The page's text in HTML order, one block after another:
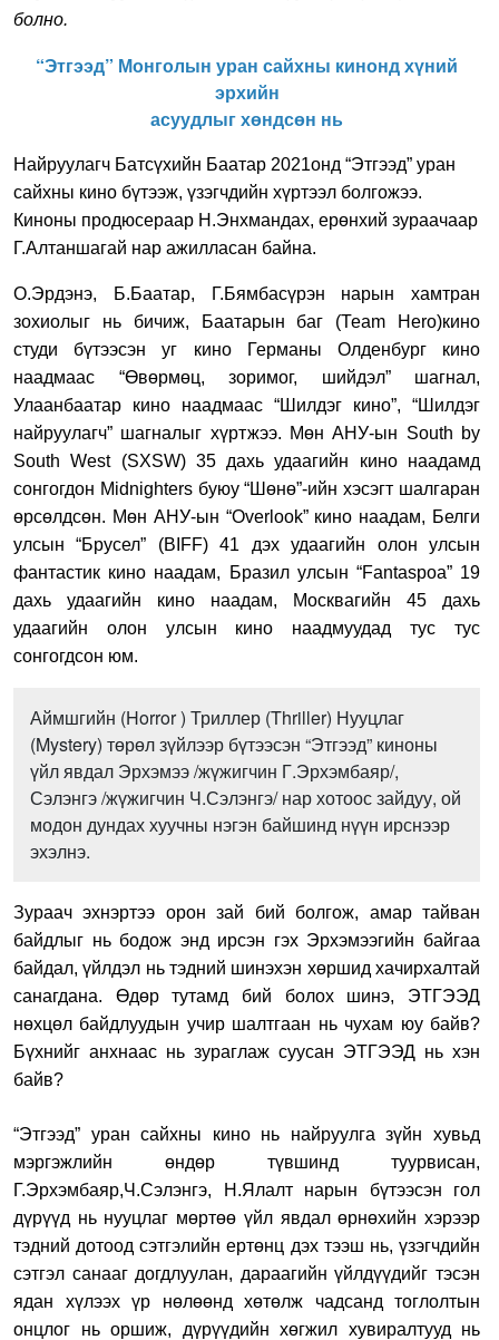
болно.
“Этгээд” Монголын уран сайхны кинонд хүний
эрхийн
асуудлыг хөндсөн нь
Найруулагч Батсүхийн Баатар 2021онд “Этгээд” уран
сайхны кино бүтээж, үзэгчдийн хүртээл болгожээ.
Киноны продюсераар Н.Энхмандах, ерөнхий зураачаар
Г.Алтаншагай нар ажилласан байна.
О.Эрдэнэ, Б.Баатар, Г.Бямбасүрэн нарын хамтран
зохиолыг нь бичиж,
Баатарын баг (Теаm Hero)кино
студи бүтээсэн уг кино Германы Олденбург кино
наадмаас “Өвөрмөц, зоримог, шийдэл” шагнал,
Улаанбаатар кино наадмаас “Шилдэг кино”, “Шилдэг
найруулагч” шагналыг хүртжээ. Мөн АНУ-ын South by
South West (SXSW) 35 дахь удаагийн кино наадамд
сонгогдон Midnighters буюу “Шөнө”-ийн хэсэгт шалгаран
өрсөлдсөн. Мөн АНУ-ын “Overlook” кино наадам, Белги
улсын “Брусел” (BIFF) 41 дэх удаагийн олон улсын
фантастик кино наадам, Бразил улсын “Fantaspoa” 19
дахь удаагийн кино наадам, Москвагийн 45 дахь
удаагийн олон улсын кино наадмуудад тус тус
сонгогдсон юм.
Аймшгийн (Horror ) Триллер (Thriller) Нууцлаг
(Mystery) төрөл зүйлээр бүтээсэн “Этгээд” киноны
үйл явдал Эрхэмээ /жүжигчин Г.Эрхэмбаяр/,
Сэлэнгэ /жүжигчин Ч.Сэлэнгэ/ нар хотоос зайдуу, ой
модон дундах хуучны нэгэн байшинд нүүн ирснээр
эхэлнэ.
Зураач эхнэртээ орон зай бий болгож, амар тайван
байдлыг нь бодож энд ирсэн гэх Эрхэмээгийн байгаа
байдал, үйлдэл нь тэдний шинэхэн хөршид хачирхалтай
санагдана. Өдөр тутамд бий болох шинэ, ЭТГЭЭД
нөхцөл байдлуудын учир шалтгаан нь чухам юу байв?
Бүхнийг анхнаас нь зураглаж суусан ЭТГЭЭД нь хэн
байв?
“Этгээд” уран сайхны кино нь найруулга зүйн хувьд
мэргэжлийн өндөр түвшинд туурвисан,
Г.Эрхэмбаяр,Ч.Сэлэнгэ, Н.Ялалт нарын бүтээсэн гол
дүрүүд нь нууцлаг мөртөө үйл явдал өрнөхийн хэрээр
тэдний дотоод сэтгэлийн ертөнц дэх тээш нь, үзэгчдийн
сэтгэл санааг догдлуулан, дараагийн үйлдүүдийг тэсэн
ядан хүлээх үр нөлөөнд хөтөлж чадсанд тоглолтын
онцлог нь оршиж, дүрүүдийн хөгжил хувиралтууд нь